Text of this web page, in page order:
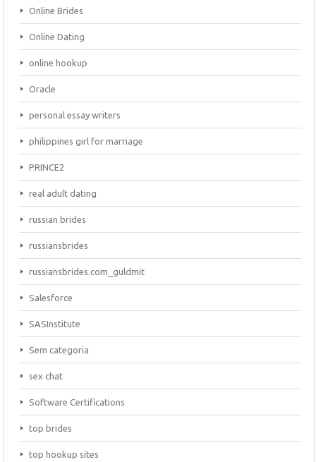
Online Brides
Online Dating
online hookup
Oracle
personal essay writers
philippines girl for marriage
PRINCE2
real adult dating
russian brides
russiansbrides
russiansbrides.com_guldmit
Salesforce
SASInstitute
Sem categoria
sex chat
Software Certifications
top brides
top hookup sites